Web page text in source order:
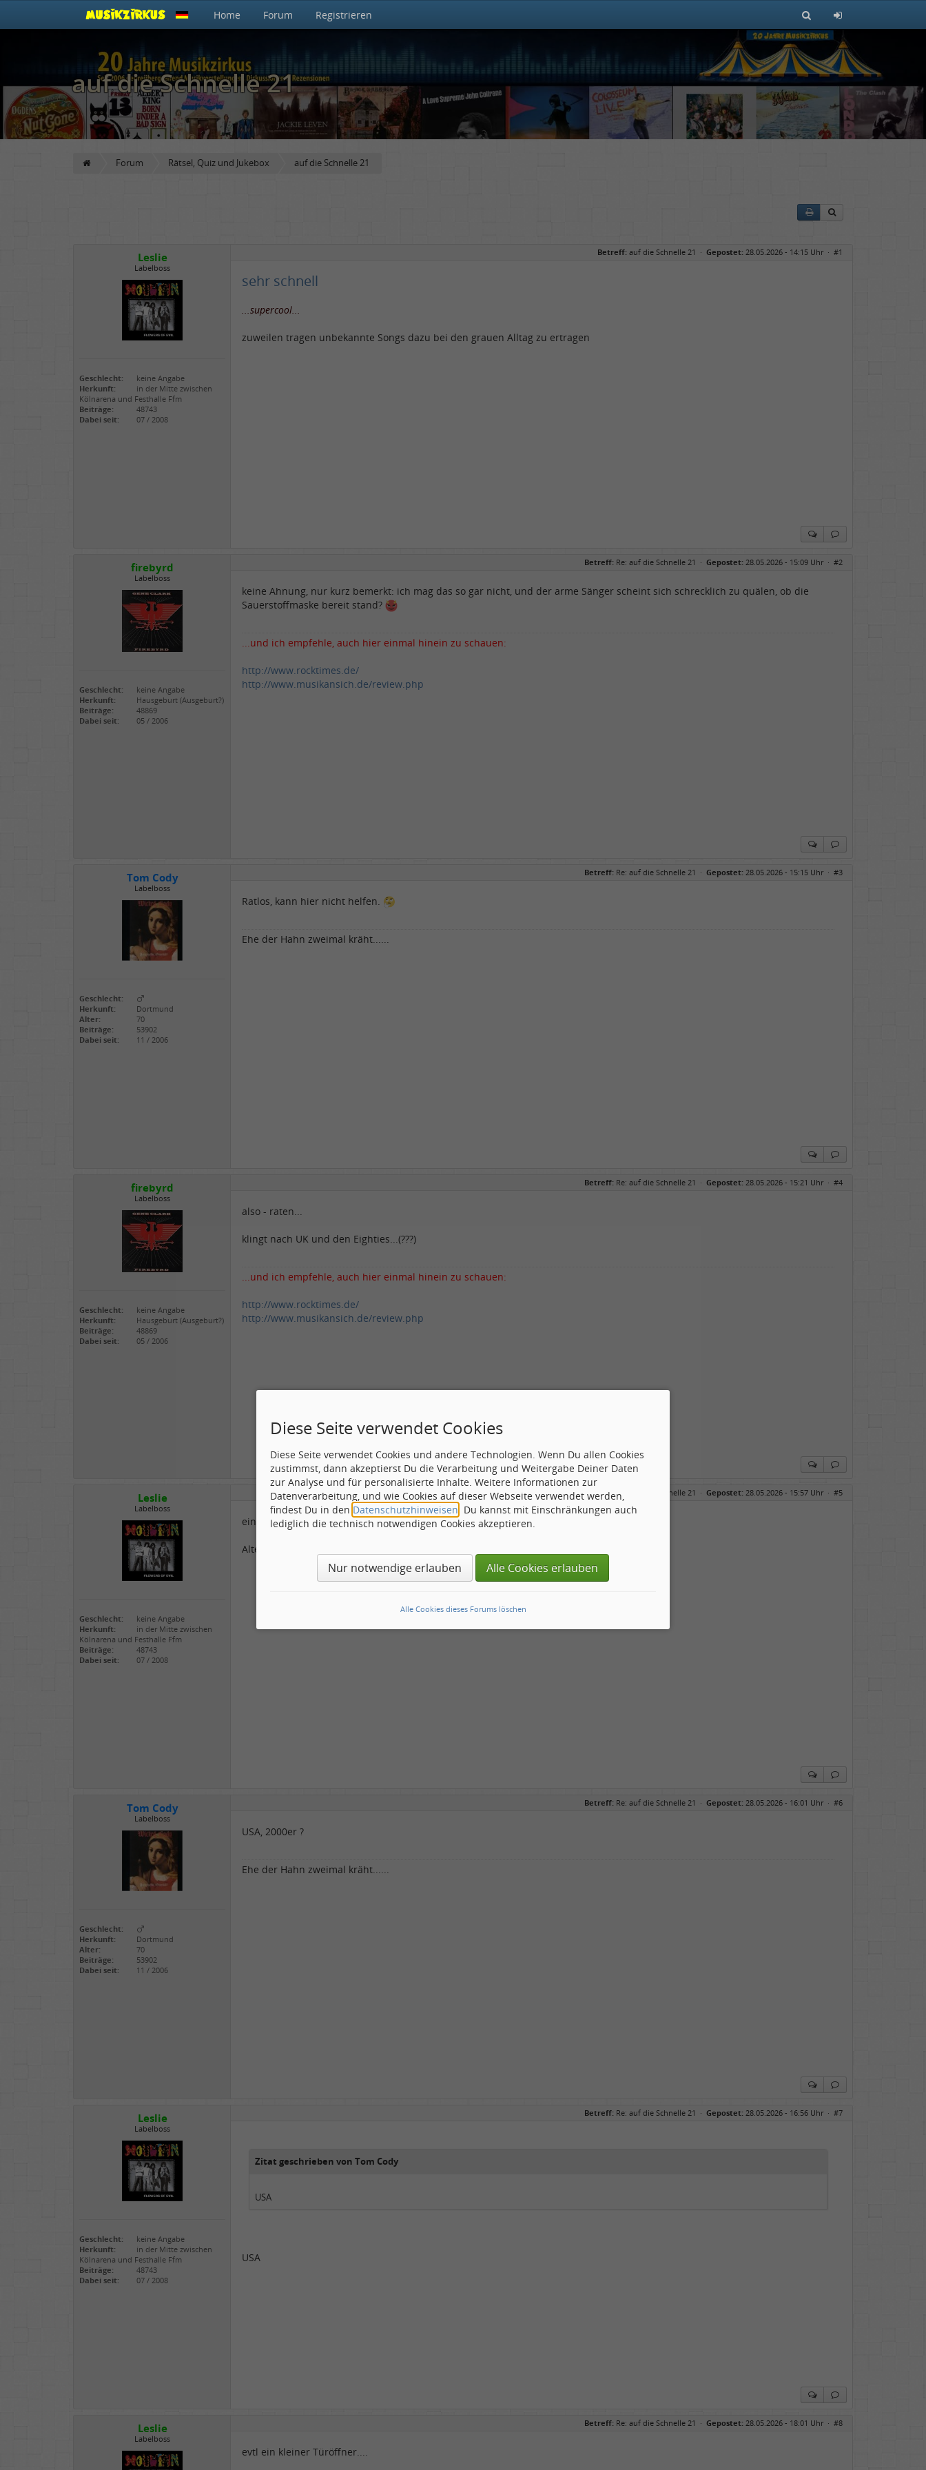
Home Forum Registrieren
auf die Schnelle 21
Forum Rätsel, Quiz und Jukebox auf die Schnelle 21
Leslie
Labelboss
Geschlecht:
keine Angabe
Herkunft:
in der Mitte zwischen
Kölnarena und Festhalle Ffm
Beiträge:
48743
Dabei seit:
07 / 2008
Betreff: auf die Schnelle 21 · Gepostet: 28.05.2026 - 14:15 Uhr · #1
sehr schnell
...supercool...
zuweilen tragen unbekannte Songs dazu bei den grauen Alltag zu ertragen
firebyrd
Labelboss
Geschlecht:
keine Angabe
Herkunft:
Hausgeburt (Ausgeburt?)
Beiträge:
48869
Dabei seit:
05 / 2006
Betreff: Re: auf die Schnelle 21 · Gepostet: 28.05.2026 - 15:09 Uhr · #2
keine Ahnung, nur kurz bemerkt: ich mag das so gar nicht, und der arme Sänger scheint sich schrecklich zu quälen, ob die
Sauerstoffmaske bereit stand?
...und ich empfehle, auch hier einmal hinein zu schauen:
http://www.rocktimes.de/
http://www.musikansich.de/review.php
Tom Cody
Labelboss
Geschlecht:
Herkunft:
Dortmund
Alter:
70
Beiträge:
53902
Dabei seit:
11 / 2006
Betreff: Re: auf die Schnelle 21 · Gepostet: 28.05.2026 - 15:15 Uhr · #3
Ratlos, kann hier nicht helfen.
Ehe der Hahn zweimal kräht......
firebyrd
Labelboss
Geschlecht:
keine Angabe
Herkunft:
Hausgeburt (Ausgeburt?)
Beiträge:
48869
Dabei seit:
05 / 2006
Betreff: Re: auf die Schnelle 21 · Gepostet: 28.05.2026 - 15:21 Uhr · #4
also - raten...
klingt nach UK und den Eighties...(???)
...und ich empfehle, auch hier einmal hinein zu schauen:
http://www.rocktimes.de/
http://www.musikansich.de/review.php
Leslie
Labelboss
Geschlecht:
keine Angabe
Herkunft:
in der Mitte zwischen
Kölnarena und Festhalle Ffm
Beiträge:
48743
Dabei seit:
07 / 2008
Betreff: Re: auf die Schnelle 21 · Gepostet: 28.05.2026 - 15:57 Uhr · #5
ein erster Ansatz = das Original dürfte jeder kennen - kein UK und keine Eighties -
Alternative Metal für junge Burschen wie mich
Tom Cody
Labelboss
Geschlecht:
Herkunft:
Dortmund
Alter:
70
Beiträge:
53902
Dabei seit:
11 / 2006
Betreff: Re: auf die Schnelle 21 · Gepostet: 28.05.2026 - 16:01 Uhr · #6
USA, 2000er ?
Ehe der Hahn zweimal kräht......
Leslie
Labelboss
Geschlecht:
keine Angabe
Herkunft:
in der Mitte zwischen
Kölnarena und Festhalle Ffm
Beiträge:
48743
Dabei seit:
07 / 2008
Betreff: Re: auf die Schnelle 21 · Gepostet: 28.05.2026 - 16:56 Uhr · #7
Zitat geschrieben von Tom Cody
USA
USA
Leslie
Labelboss
Betreff: Re: auf die Schnelle 21 · Gepostet: 28.05.2026 - 18:01 Uhr · #8
evtl ein kleiner Türöffner....
Diese Seite verwendet Cookies
Diese Seite verwendet Cookies und andere Technologien. Wenn Du allen Cookies
zustimmst, dann akzeptierst Du die Verarbeitung und Weitergabe Deiner Daten
zur Analyse und für personalisierte Inhalte. Weitere Informationen zur
Datenverarbeitung, und wie Cookies auf dieser Webseite verwendet werden,
findest Du in den Datenschutzhinweisen . Du kannst mit Einschränkungen auch
lediglich die technisch notwendigen Cookies akzeptieren.
Nur notwendige erlauben Alle Cookies erlauben
Alle Cookies dieses Forums löschen